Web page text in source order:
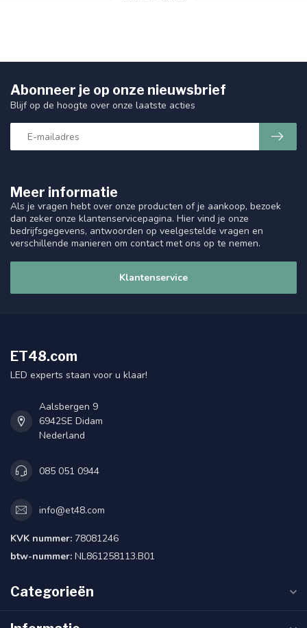
Meer informatie
Als je vragen hebt over onze producten of je aankoop, bezoek
dan zeker onze klantenservicepagina. Hier vind je onze
bedrijfsgegevens, antwoorden op veelgestelde vragen en
verschillende manieren om contact met ons op te nemen.
Klantenservice
Abonneer je op onze nieuwsbrief
Blijf op de hoogte over onze laatste acties
ET48.com
LED experts staan voor u klaar!
Aalsbergen 9
6942SE Didam
Nederland
085 051 0944
info@et48.com
KVK nummer: 78081246
btw-nummer: NL861258113.B01
Categorieën